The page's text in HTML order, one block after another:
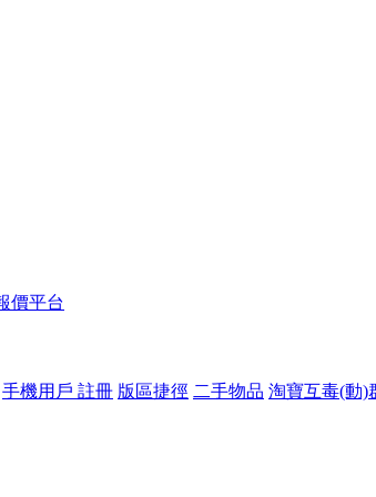
價平台
手機用戶 註冊 版區捷徑 二手物品 淘寶互毒(動)